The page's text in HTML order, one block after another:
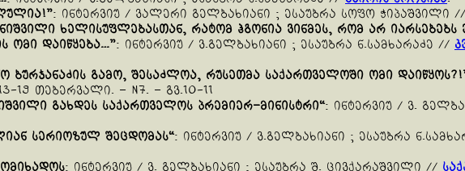
!”: ინტერვიუ / ვალერი გელბახიანი ; ესაუბრა სოფო ჭიპაშვილი //
ხელისუფლებასთან, რატომ ჰგონია ვინმეს, რომ არ იარსებებს
ომი დაიწყება…”: ინტერვიუ / ვ.გელბახიანი ; ესაუბრა ნ.სამხარაძე //
ბურჯანაძის გამო, შესაძლოა, რუსეთმა საქართველოში ომი დაიწყოს
19 თებერვალი. – N7. – გვ.10-11
გახდეს საქართველოს პრემიერ–მინისტრი“: ინტერვიუ / ვ.
სერიოზულ შეცდომას“: ინტერვიუ / ვ.გელბახიანი ; ესაუბრა
: ინტერვიუ / ვ. გელბახიანი ; ესაუბრა შ. ცივქარაშვილი //